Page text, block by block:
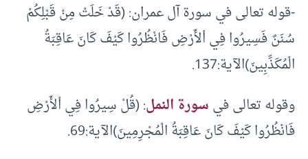
-قوله تعالى في سورة آل عمران: (قَدْ خَلَتْ مِنْ قَبْلِكُمْ
سُنَنٌ فَسِيرُوا فِي اْلأَرْضِ فَانْظُرُوا كَيْفَ كَانَ عَاقِبَةُ
الْمُكَذِّبِينَ)الآية:137.
وقوله تعالى فيسورة النمل: (قُلْ سِيرُوا فِي اْلأَرْضِ
فَانْظُرُوا كَيْفَ كَانَ عَاقِبَةُ الْمُجْرِمِينَ)الآية:69.